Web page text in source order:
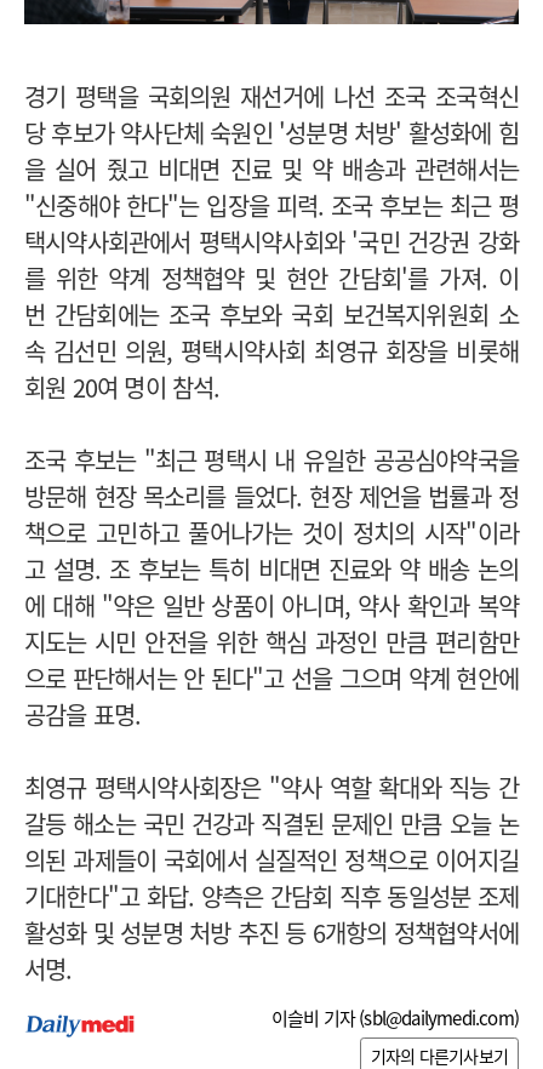
경기 평택을 국회의원 재선거에 나선 조국 조국혁신
당 후보가 약사단체 숙원인 '성분명 처방' 활성화에 힘
을 실어 줬고 비대면 진료 및 약 배송과 관련해서는
"신중해야 한다"는 입장을 피력. 조국 후보는 최근 평
택시약사회관에서 평택시약사회와 '국민 건강권 강화
를 위한 약계 정책협약 및 현안 간담회'를 가져. 이
번 간담회에는 조국 후보와 국회 보건복지위원회 소
속 김선민 의원, 평택시약사회 최영규 회장을 비롯해
회원 20여 명이 참석.
조국 후보는 "최근 평택시 내 유일한 공공심야약국을
방문해 현장 목소리를 들었다. 현장 제언을 법률과 정
책으로 고민하고 풀어나가는 것이 정치의 시작"이라
고 설명. 조 후보는 특히 비대면 진료와 약 배송 논의
에 대해 "약은 일반 상품이 아니며, 약사 확인과 복약
지도는 시민 안전을 위한 핵심 과정인 만큼 편리함만
으로 판단해서는 안 된다"고 선을 그으며 약계 현안에
공감을 표명.
최영규 평택시약사회장은 "약사 역할 확대와 직능 간
갈등 해소는 국민 건강과 직결된 문제인 만큼 오늘 논
의된 과제들이 국회에서 실질적인 정책으로 이어지길
기대한다"고 화답. 양측은 간담회 직후 동일성분 조제
활성화 및 성분명 처방 추진 등 6개항의 정책협약서에
서명.
이슬비 기자 (sbl@dailymedi.com)
기자의 다른기사보기